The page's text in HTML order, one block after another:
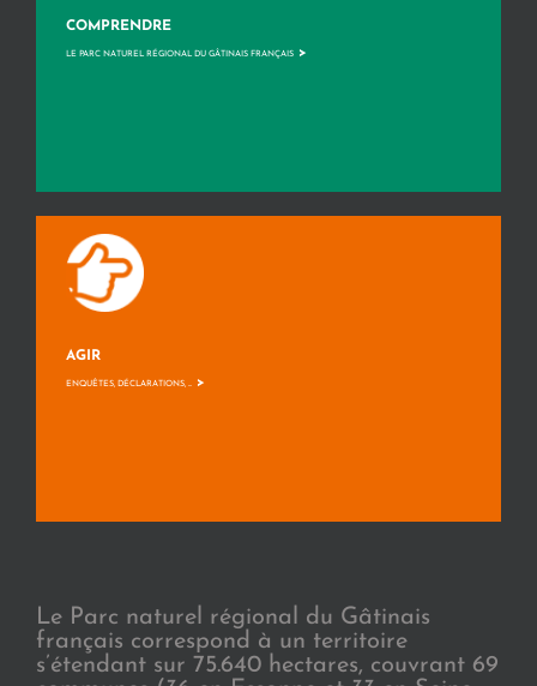
COMPRENDRE
LE PARC NATUREL RÉGIONAL DU GÂTINAIS FRANÇAIS >
AGIR
ENQUÊTES, DÉCLARATIONS, ... >
Le Parc naturel régional du Gâtinais
français correspond à un territoire
s’étendant sur 75.640 hectares, couvrant 69